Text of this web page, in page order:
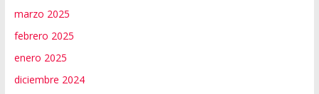
marzo 2025
febrero 2025
enero 2025
diciembre 2024